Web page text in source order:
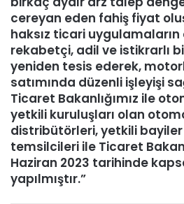
cereyan eden fahiş fiyat
haksız ticari
rekabetçi, adil ve istikrarlı
yeniden tesis ederek,
satımında düzenli işleyişi
Ticaret Bakanlığımız ile
yetkili kuruluşları olan
distribütörleri, yetkili
temsilcileri ile Ticaret
Haziran 2023 tarihinde
yapılmıştır.”